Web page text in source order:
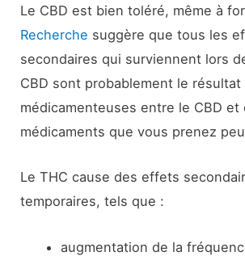
Le CBD est bien toléré, même à
Recherche suggère que tous les
secondaires qui surviennent lors
CBD sont probablement le résultat
médicamenteuses entre le CBD et
médicaments que vous prenez
Le THC cause des effets
temporaires, tels que :
augmentation de la